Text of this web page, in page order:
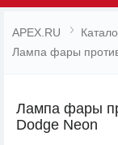
APEX.RU
Лампа фары
Лампа фары
Dodge Neon